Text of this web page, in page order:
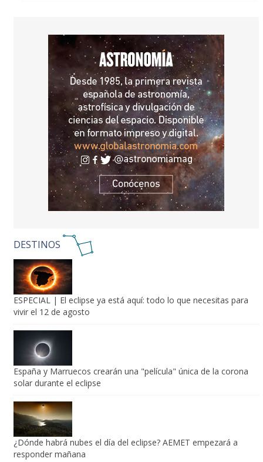
DESTINOS
ESPECIAL | El eclipse ya está aquí: todo lo que necesitas para
vivir el 12 de agosto
España y Marruecos crearán una "película" única de la corona
solar durante el eclipse
¿Dónde habrá nubes el día del eclipse? AEMET empezará a